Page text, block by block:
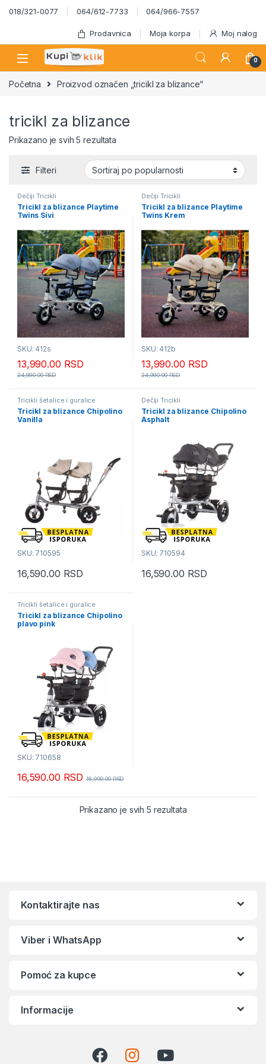
Skip to navigation
Skip to content
018/321-0077 064/612-7733 064/966-7557
Prodavnica Moja korpa Moj nalog
0
Početna Proizvod označen „tricikl za blizance“
tricikl za blizance
Prikazano je svih 5 rezultataSortirano po popularnosti
Filteri
Dečiji Tricikli
Tricikl za blizance Playtime
Twins Sivi
SKU: 412s
13,990.00 RSD
24,990.00RSD
Dečiji Tricikli
Tricikl za blizance Playtime
Twins Krem
SKU: 412b
13,990.00 RSD
24,990.00RSD
Tricikli šetalice i guralice
Tricikl za blizance Chipolino
Vanilla
SKU: 710595
16,590.00 RSD
Dečiji Tricikli
Tricikl za blizance Chipolino
Asphalt
SKU: 710594
16,590.00 RSD
Tricikli šetalice i guralice
Tricikl za blizance Chipolino
plavo pink
SKU: 710658
16,590.00 RSD 18,990.00RSD
Prikazano je svih 5 rezultataSortirano po
Kontaktirajte nas
Viber i WhatsApp
Pomoć za kupce
Informacije